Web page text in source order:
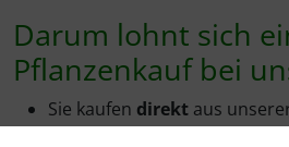
Darum lohnt sich
Pflanzenkauf bei
Sie kaufen direkt aus